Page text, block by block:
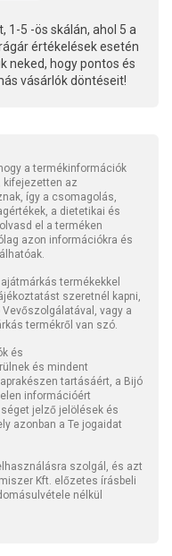
1-5 -ös skálán, ahol 5 a
értékelések esetén
neked, hogy pontos és
vásárlók döntéseit!
a termékinformációk
kifejezetten az
így a csomagolás,
a dietetikai és
el a terméken
azon információkra és
termékekkel
szeretnél kapni,
vagy a
termékről van szó.
és
és mindent
tartásáért, a Bijó
információért
jelző jelölések és
azonban a Te jogaidat
szolgál, és azt
Kft. előzetes írásbeli
nélkül